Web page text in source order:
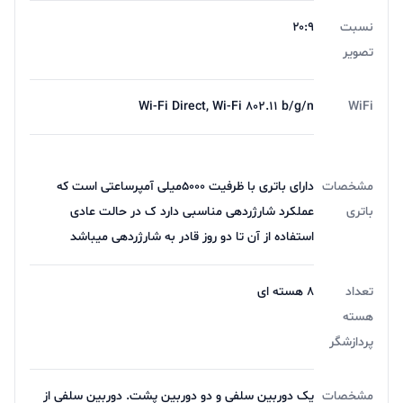
هایی با کیفیت نامناسب ثبت می کند. سنسور تشخیص
عمق هم تا حدودی به تشخیص سوژه در عکس های پرتره
کمک میکنه .
سلفی 5 مگاپیکسلی هم برای ثبت خاطرات بد نیست . در
مجموع دوربین گوشی های اقتصادی تعریف آنچنانی ندارند و
نباید خیلی روی این بخش حساب باز کنید.
عملکرد پردازشی و رابط کاربری Galaxy F04
نسبت
تصویر
۲۰:۹
WiFi
Wi-Fi Direct, Wi-Fi 802.11 b/g/n
مشخصات
باتری
دارای باتری با ظرفیت 5000میلی آمپرساعتی است که
عملکرد شارژردهی مناسبی دارد ک در حالت عادی
استفاده از آن تا دو روز قادر به شارژردهی میباشد
تعداد
هسته
پردازشگر
8 هسته ای
مشخصات یک دوربین سلفی و دو دوربین پشت. دوربین سلفی از